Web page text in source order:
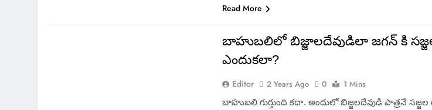
Read More
బాహుబలిలో బిజ్జాలదేవుడిలా జగన్ కి
ఎందుకలా?
Editor 2 Years Ago 0 1 Mins
బాహుబలి గుర్తుంది కదా. అందులో బిజ్జలదేవుడి పాత్రనే సజ్జల